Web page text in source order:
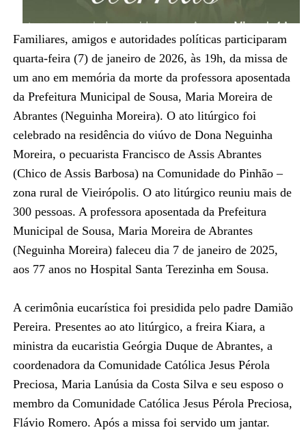
Familiares, amigos e autoridades políticas participaram
quarta-feira (7) de janeiro de 2026, às 19h, da missa de
um ano em memória da morte da professora aposentada
da Prefeitura Municipal de Sousa, Maria Moreira de
Abrantes (Neguinha Moreira). O ato litúrgico foi
celebrado na residência do viúvo de Dona Neguinha
Moreira, o pecuarista Francisco de Assis Abrantes
(Chico de Assis Barbosa) na Comunidade do Pinhão –
zona rural de Vieirópolis. O ato litúrgico reuniu mais de
300 pessoas. A professora aposentada da Prefeitura
Municipal de Sousa, Maria Moreira de Abrantes
(Neguinha Moreira) faleceu dia 7 de janeiro de 2025,
aos 77 anos no Hospital Santa Terezinha em Sousa.
A cerimônia eucarística foi presidida pelo padre Damião
Pereira. Presentes ao ato litúrgico, a freira Kiara, a
ministra da eucaristia Geórgia Duque de Abrantes, a
coordenadora da Comunidade Católica Jesus Pérola
Preciosa, Maria Lanúsia da Costa Silva e seu esposo o
membro da Comunidade Católica Jesus Pérola Preciosa,
Flávio Romero. Após a missa foi servido um jantar.